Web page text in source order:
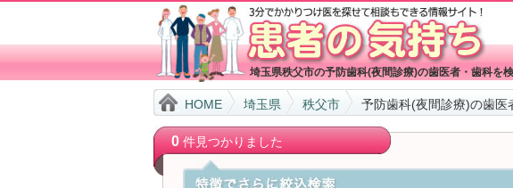
埼玉県秩父市の予防歯科(夜間診療)の歯医者・歯科を
HOME 埼玉県 秩父市 予防歯科(夜間診療)の歯医
0件見つかりました